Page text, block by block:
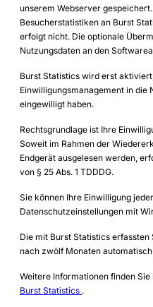
unserem Webserver
Besucherstatistiken an Burst
erfolgt nicht. Die optionale
Nutzungsdaten an den
Burst Statistics wird erst
Einwilligungsmanagement in die
eingewilligt haben.
Rechtsgrundlage ist Ihre
Soweit im Rahmen der
Endgerät ausgelesen werden,
von § 25 Abs. 1 TDDDG.
Sie können Ihre Einwilligung
Datenschutzeinstellungen mit
Die mit Burst Statistics
nach zwölf Monaten
Weitere Informationen finden Sie
Burst Statistics .